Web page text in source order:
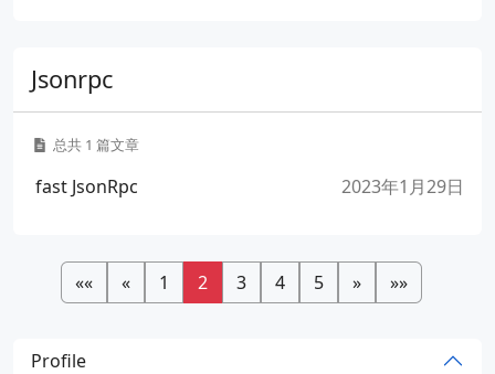
Jsonrpc
总共 1 篇文章
fast JsonRpc 2023年1月29日
«« « 1 2 3 4 5 » »»
Profile